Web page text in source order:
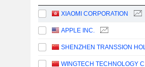
XIAOMI CORPORATION
APPLE INC.